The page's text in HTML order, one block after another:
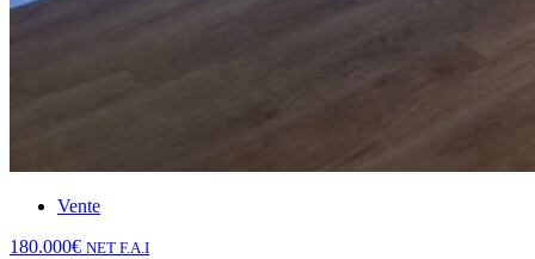
Vente
180.000€ NET F.A.I